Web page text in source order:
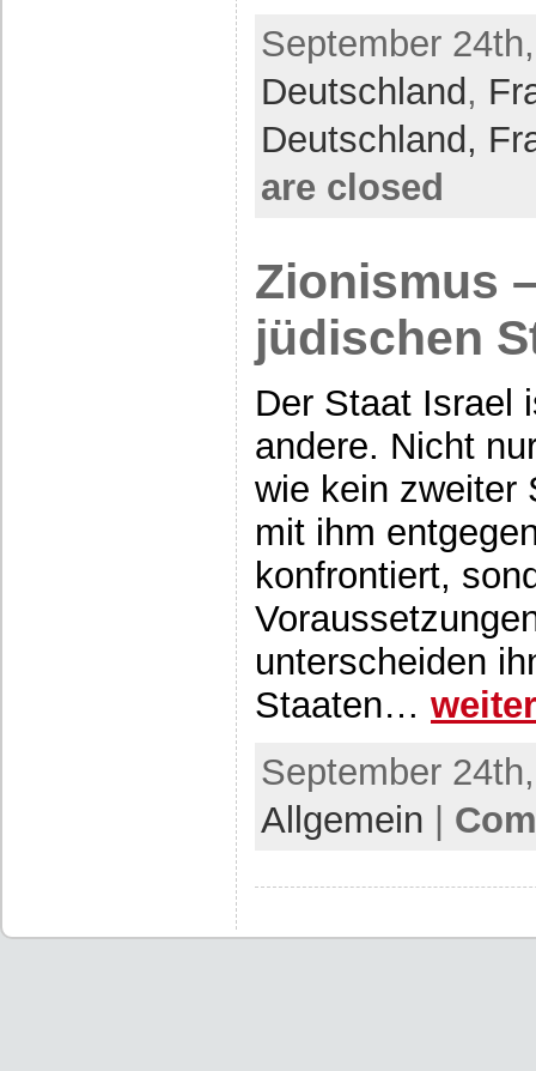
September
Deutschland ,
Deutschland,
are closed
Zionismus
jüdischen
Der Staat Israel
andere. Nicht
wie kein zweiter
mit ihm
konfrontiert,
unterscheiden
Staaten…
September
Allgemein |